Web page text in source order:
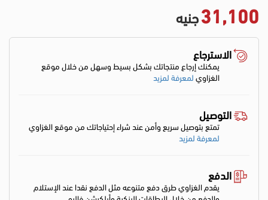
31,100جنيه
الاسترجاع
يمكنك إرجاع منتجاتك بشكل بسيط وسهل من خلال موقع
الغزاويلمعرفة لمزيد
التوصيل
تمتع بتوصيل سريع وأمن عند شراء إحتياجاتك من موقع الغزاوي
لمعرفة لمزيد
الدفع
يقدم الغزاوي طرق دفع متنوعه مثل الدفع نقدا عند الإستلام